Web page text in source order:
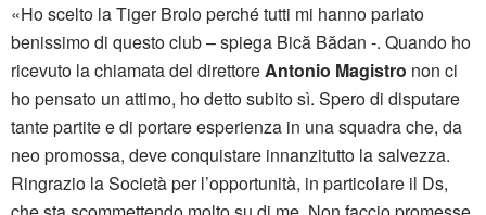
«Ho scelto la Tiger Brolo perché tutti mi hanno parlato
benissimo di questo club – spiega Bică Bădan -. Quando ho
ricevuto la chiamata del direttoreAntonio Magistro non ci
ho pensato un attimo, ho detto subito sì. Spero di disputare
tante partite e di portare esperienza in una squadra che, da
neo promossa, deve conquistare innanzitutto la salvezza.
Ringrazio la Società per l’opportunità, in particolare il Ds,